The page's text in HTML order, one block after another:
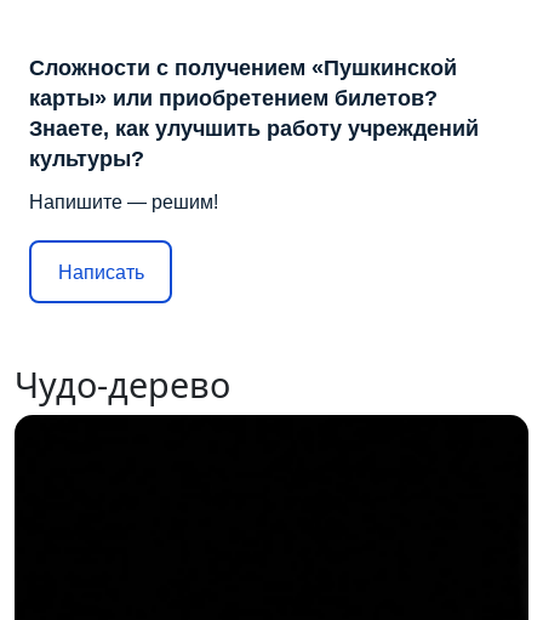
Сложности с получением «Пушкинской
карты» или приобретением билетов?
Знаете, как улучшить работу учреждений
культуры?
Напишите — решим!
Написать
Чудо-дерево